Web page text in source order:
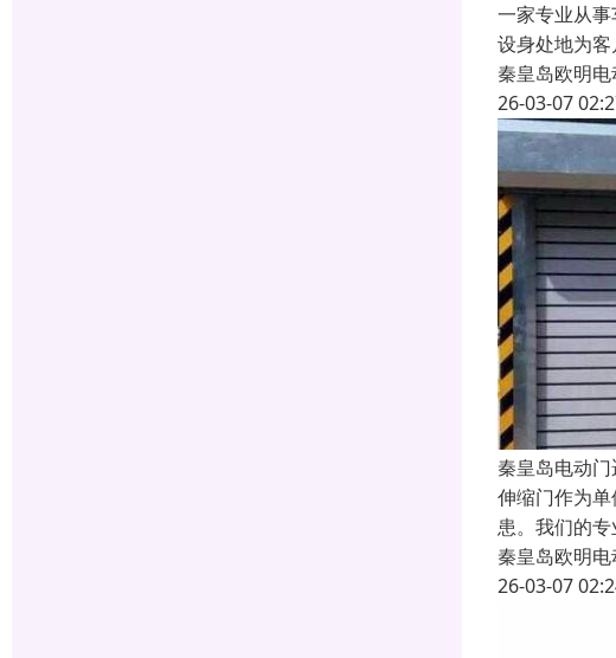
一家专业从
设身处地为
秦皇岛欧明
26-03-07
秦皇岛电动
伸缩门作为
患。我们的
秦皇岛欧明
26-03-07